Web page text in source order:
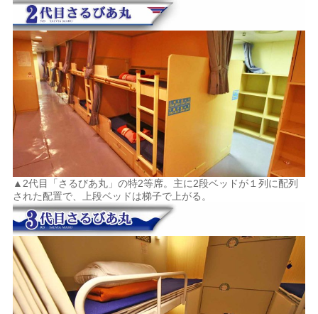
▲2代目「さるびあ丸」の特2等席。主に2段ベッドが１列に配列
された配置で、上段ベッドは梯子で上がる。